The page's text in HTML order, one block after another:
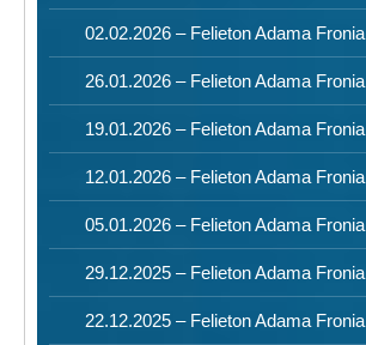
02.02.2026 – Felieton Adama Fronia
26.01.2026 – Felieton Adama Fronia
19.01.2026 – Felieton Adama Fronia
12.01.2026 – Felieton Adama Fronia
05.01.2026 – Felieton Adama Fronia
29.12.2025 – Felieton Adama Fronia
22.12.2025 – Felieton Adama Fronia